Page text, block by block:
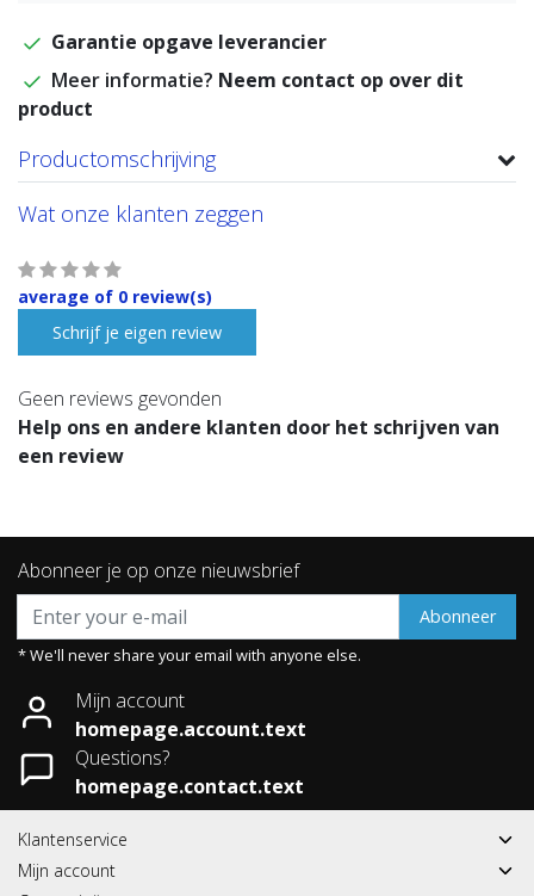
Garantie opgave leverancier
Meer informatie? Neem contact op over dit
product
Productomschrijving
Wat onze klanten zeggen
average of 0 review(s)
Schrijf je eigen review
Geen reviews gevonden
Help ons en andere klanten door het schrijven van
een review
Abonneer je op onze nieuwsbrief
Abonneer
* We'll never share your email with anyone else.
Mijn account
homepage.account.text
Questions?
homepage.contact.text
Klantenservice
Mijn account